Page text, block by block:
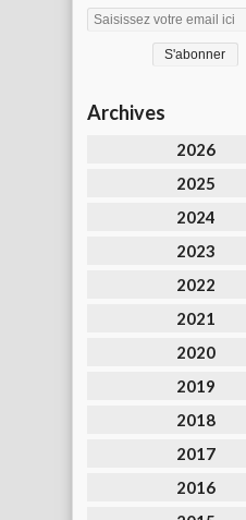
Archives
2026
2025
2024
2023
2022
2021
2020
2019
2018
2017
2016